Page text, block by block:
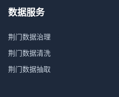
数据服务
荆门数据治理
荆门数据清洗
荆门数据抽取